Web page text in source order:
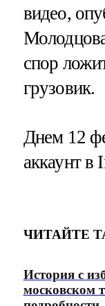
видео,
спор
грузовик.
Днем 12
аккаунт в
ЧИТАЙТЕ
История с
московском